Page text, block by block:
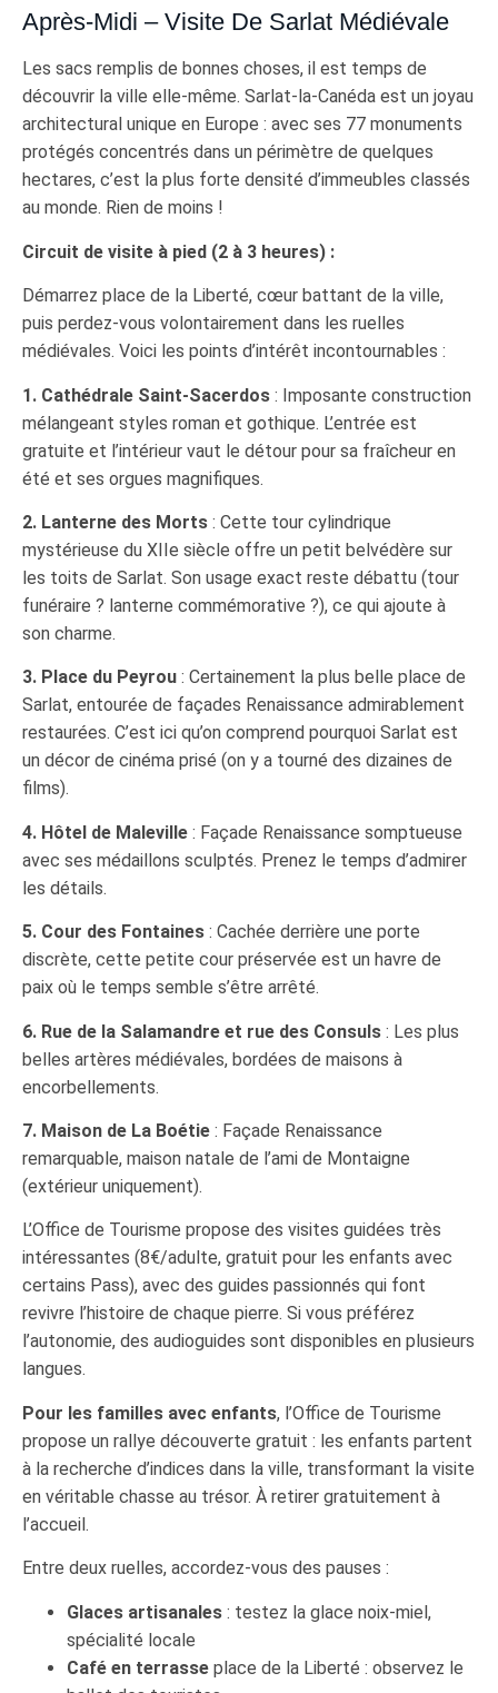
Après-Midi – Visite De Sarlat Médiévale
Les sacs remplis de bonnes choses, il est temps de
découvrir la ville elle-même. Sarlat-la-Canéda est un joyau
architectural unique en Europe : avec ses 77 monuments
protégés concentrés dans un périmètre de quelques
hectares, c’est la plus forte densité d’immeubles classés
au monde. Rien de moins !
Circuit de visite à pied (2 à 3 heures) :
Démarrez place de la Liberté, cœur battant de la ville,
puis perdez-vous volontairement dans les ruelles
médiévales. Voici les points d’intérêt incontournables :
1. Cathédrale Saint-Sacerdos : Imposante construction
mélangeant styles roman et gothique. L’entrée est
gratuite et l’intérieur vaut le détour pour sa fraîcheur en
été et ses orgues magnifiques.
2. Lanterne des Morts : Cette tour cylindrique
mystérieuse du XIIe siècle offre un petit belvédère sur
les toits de Sarlat. Son usage exact reste débattu (tour
funéraire ? lanterne commémorative ?), ce qui ajoute à
son charme.
3. Place du Peyrou : Certainement la plus belle place de
Sarlat, entourée de façades Renaissance admirablement
restaurées. C’est ici qu’on comprend pourquoi Sarlat est
un décor de cinéma prisé (on y a tourné des dizaines de
films).
4. Hôtel de Maleville : Façade Renaissance somptueuse
avec ses médaillons sculptés. Prenez le temps d’admirer
les détails.
5. Cour des Fontaines : Cachée derrière une porte
discrète, cette petite cour préservée est un havre de
paix où le temps semble s’être arrêté.
6. Rue de la Salamandre et rue des Consuls : Les plus
belles artères médiévales, bordées de maisons à
encorbellements.
7. Maison de La Boétie : Façade Renaissance
remarquable, maison natale de l’ami de Montaigne
(extérieur uniquement).
L’Office de Tourisme propose des visites guidées très
intéressantes (8€/adulte, gratuit pour les enfants avec
certains Pass), avec des guides passionnés qui font
revivre l’histoire de chaque pierre. Si vous préférez
l’autonomie, des audioguides sont disponibles en plusieurs
langues.
Pour les familles avec enfants, l’Office de Tourisme
propose un rallye découverte gratuit : les enfants partent
à la recherche d’indices dans la ville, transformant la visite
en véritable chasse au trésor. À retirer gratuitement à
l’accueil.
Entre deux ruelles, accordez-vous des pauses :
Glaces artisanales : testez la glace noix-miel,
spécialité locale
Café en terrasse place de la Liberté : observez le